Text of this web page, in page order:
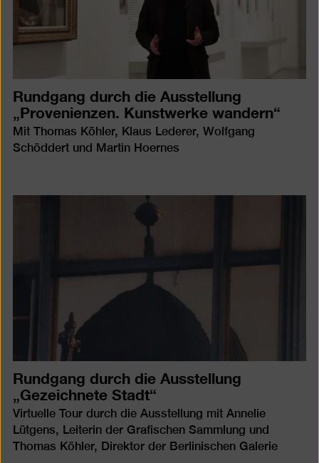
Rundgang durch die Ausstellung
„Provenienzen. Kunstwerke wandern“
Mit Thomas Köhler, Klaus Lederer, Wolfgang
Schöddert und Martin Hoernes
Rundgang durch die Ausstellung
„Gezeichnete Stadt“
Virtuelle Tour durch die Ausstellung mit Annelie
Lütgens, Leiterin der Grafischen Sammlung und
Thomas Köhler, Direktor der Berlinischen Galerie